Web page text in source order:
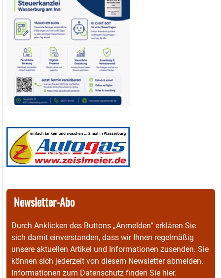
Newsletter-Abo
Durch Anklicken des Buttons „Anmelden“ erklären Sie
sich damit einverstanden, dass wir Ihnen regelmäßig
unsere aktuellen Artikel und Informationen zusenden. Sie
können sich jederzeit von diesem Newsletter abmelden.
Informationen zum Datenschutz finden Sie hier.